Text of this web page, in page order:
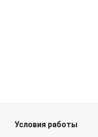
Условия работы